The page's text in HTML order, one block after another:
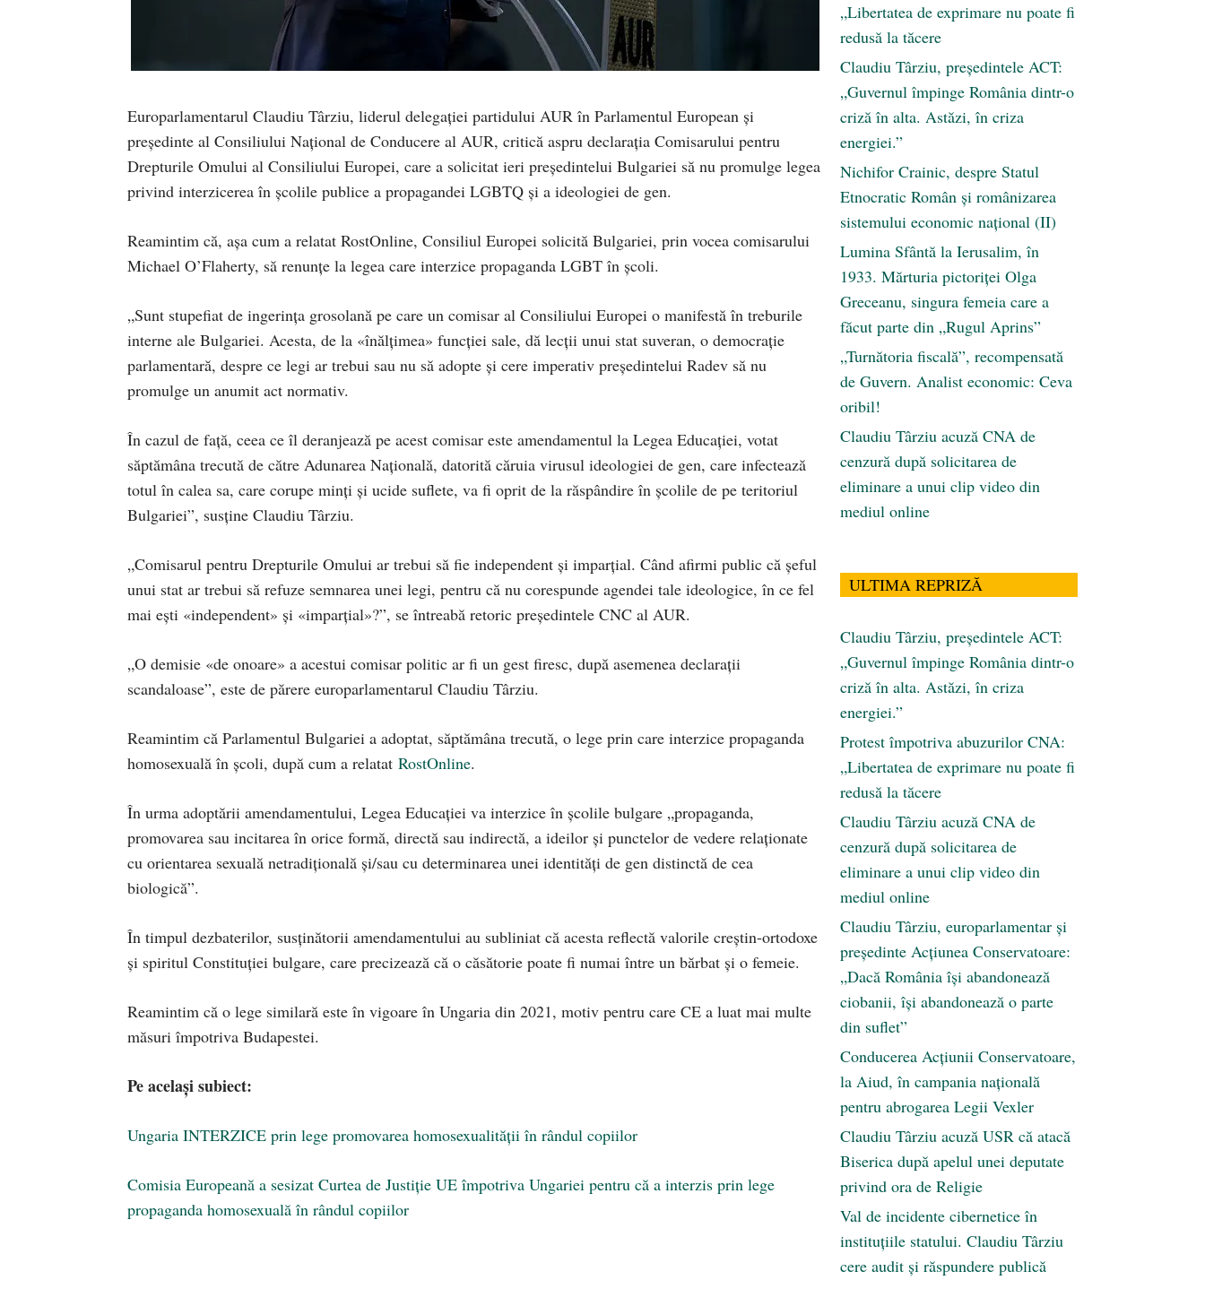
Europarlamentarul Claudiu Târziu, liderul delegației partidului AUR în Parlamentul European și
președinte al Consiliului Național de Conducere al AUR, critică aspru declarația Comisarului pentru
Drepturile Omului al Consiliului Europei, care a solicitat ieri președintelui Bulgariei să nu promulge legea
privind interzicerea în școlile publice a propagandei LGBTQ și a ideologiei de gen.
Reamintim că, așa cum a relatat RostOnline, Consiliul Europei solicită Bulgariei, prin vocea comisarului
Michael O’Flaherty, să renunțe la legea care interzice propaganda LGBT în școli.
„Sunt stupefiat de ingerința grosolană pe care un comisar al Consiliului Europei o manifestă în treburile
interne ale Bulgariei. Acesta, de la «înălțimea» funcției sale, dă lecții unui stat suveran, o democrație
parlamentară, despre ce legi ar trebui sau nu să adopte și cere imperativ președintelui Radev să nu
promulge un anumit act normativ.
În cazul de față, ceea ce îl deranjează pe acest comisar este amendamentul la Legea Educației, votat
săptămâna trecută de către Adunarea Națională, datorită căruia virusul ideologiei de gen, care infectează
totul în calea sa, care corupe minți și ucide suflete, va fi oprit de la răspândire în școlile de pe teritoriul
Bulgariei”, susține Claudiu Târziu.
„Comisarul pentru Drepturile Omului ar trebui să fie independent și imparțial. Când afirmi public că șeful
unui stat ar trebui să refuze semnarea unei legi, pentru că nu corespunde agendei tale ideologice, în ce fel
mai ești «independent» și «imparțial»?”, se întreabă retoric președintele CNC al AUR.
„O demisie «de onoare» a acestui comisar politic ar fi un gest firesc, după asemenea declarații
scandaloase”, este de părere europarlamentarul Claudiu Târziu.
Reamintim că Parlamentul Bulgariei a adoptat, săptămâna trecută, o lege prin care interzice propaganda
homosexuală în școli, după cum a relatat RostOnline.
În urma adoptării amendamentului, Legea Educaţiei va interzice în şcolile bulgare „propaganda,
promovarea sau incitarea în orice formă, directă sau indirectă, a ideilor şi punctelor de vedere relaţionate
cu orientarea sexuală netradiţională şi/sau cu determinarea unei identităţi de gen distinctă de cea
biologică”.
În timpul dezbaterilor, susţinătorii amendamentului au subliniat că acesta reflectă valorile creştin-ortodoxe
şi spiritul Constituţiei bulgare, care precizează că o căsătorie poate fi numai între un bărbat şi o femeie.
Reamintim că o lege similară este în vigoare în Ungaria din 2021, motiv pentru care CE a luat mai multe
măsuri împotriva Budapestei.
Pe același subiect:
Ungaria INTERZICE prin lege promovarea homosexualității în rândul copiilor
Comisia Europeană a sesizat Curtea de Justiție UE împotriva Ungariei pentru că a interzis prin lege
propaganda homosexuală în rândul copiilor
„Libertatea de exprimare nu poate fi
redusă la tăcere
Claudiu Târziu, președintele ACT:
„Guvernul împinge România dintr-o
criză în alta. Astăzi, în criza
energiei.”
Nichifor Crainic, despre Statul
Etnocratic Român şi românizarea
sistemului economic naţional (II)
Lumina Sfântă la Ierusalim, în
1933. Mărturia pictoriței Olga
Greceanu, singura femeia care a
făcut parte din „Rugul Aprins”
„Turnătoria fiscală”, recompensată
de Guvern. Analist economic: Ceva
oribil!
Claudiu Târziu acuză CNA de
cenzură după solicitarea de
eliminare a unui clip video din
mediul online
ULTIMA REPRIZĂ
Claudiu Târziu, președintele ACT:
„Guvernul împinge România dintr-o
criză în alta. Astăzi, în criza
energiei.”
Protest împotriva abuzurilor CNA:
„Libertatea de exprimare nu poate fi
redusă la tăcere
Claudiu Târziu acuză CNA de
cenzură după solicitarea de
eliminare a unui clip video din
mediul online
Claudiu Târziu, europarlamentar și
președinte Acțiunea Conservatoare:
„Dacă România își abandonează
ciobanii, își abandonează o parte
din suflet”
Conducerea Acțiunii Conservatoare,
la Aiud, în campania națională
pentru abrogarea Legii Vexler
Claudiu Târziu acuză USR că atacă
Biserica după apelul unei deputate
privind ora de Religie
Val de incidente cibernetice în
instituțiile statului. Claudiu Târziu
cere audit și răspundere publică